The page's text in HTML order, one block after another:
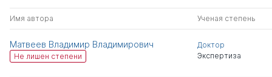
Имя автора Ученая степень
Матвеев Владимир Владимирович
Не лишен степени
Доктор
Экспертиза